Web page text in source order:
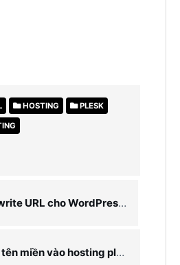
HOSTING PLESK
WordPress trên IIS – Control Panel Plesk
Hướng dẫn tạo tên miền vào hosting plesk dễ dàng chỉ với 2 bước